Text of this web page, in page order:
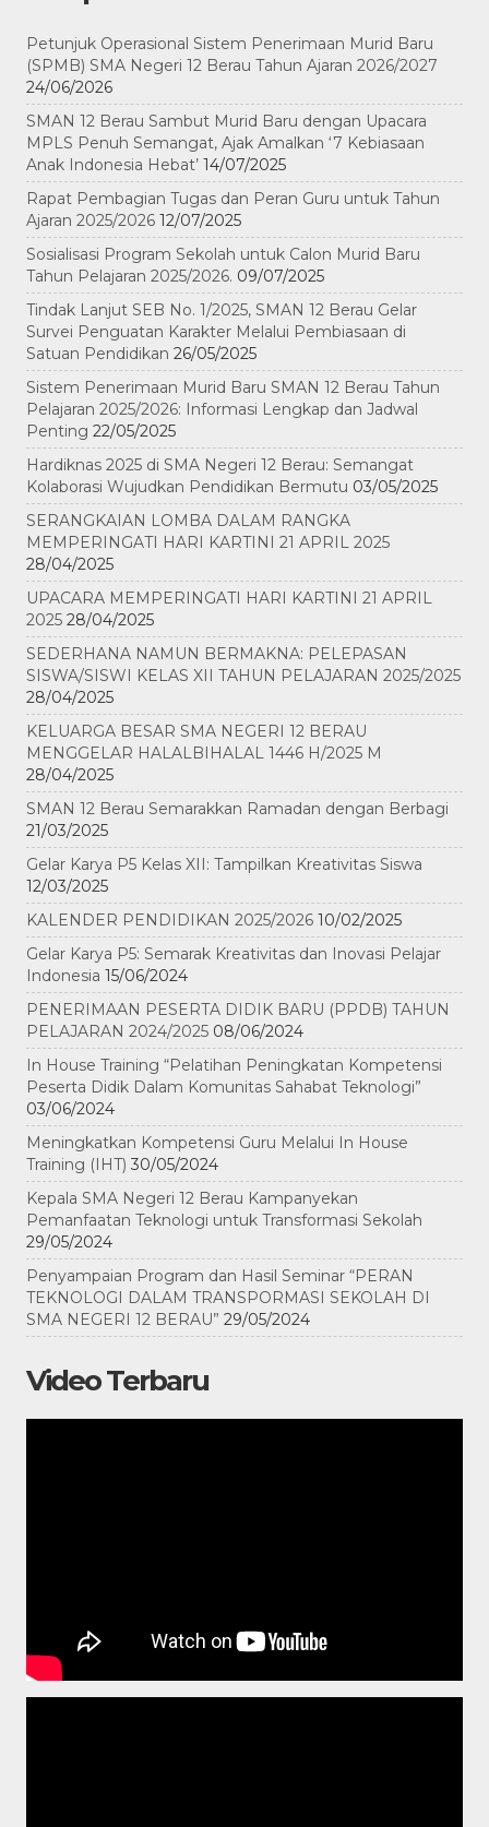
Petunjuk Operasional Sistem Penerimaan Murid Baru
(SPMB) SMA Negeri 12 Berau Tahun Ajaran 2026/2027
24/06/2026
SMAN 12 Berau Sambut Murid Baru dengan Upacara
MPLS Penuh Semangat, Ajak Amalkan ‘7 Kebiasaan
Anak Indonesia Hebat’ 14/07/2025
Rapat Pembagian Tugas dan Peran Guru untuk Tahun
Ajaran 2025/2026 12/07/2025
Sosialisasi Program Sekolah untuk Calon Murid Baru
Tahun Pelajaran 2025/2026. 09/07/2025
Tindak Lanjut SEB No. 1/2025, SMAN 12 Berau Gelar
Survei Penguatan Karakter Melalui Pembiasaan di
Satuan Pendidikan 26/05/2025
Sistem Penerimaan Murid Baru SMAN 12 Berau Tahun
Pelajaran 2025/2026: Informasi Lengkap dan Jadwal
Penting 22/05/2025
Hardiknas 2025 di SMA Negeri 12 Berau: Semangat
Kolaborasi Wujudkan Pendidikan Bermutu 03/05/2025
SERANGKAIAN LOMBA DALAM RANGKA
MEMPERINGATI HARI KARTINI 21 APRIL 2025
28/04/2025
UPACARA MEMPERINGATI HARI KARTINI 21 APRIL
2025 28/04/2025
SEDERHANA NAMUN BERMAKNA: PELEPASAN
SISWA/SISWI KELAS XII TAHUN PELAJARAN 2025/2025
28/04/2025
KELUARGA BESAR SMA NEGERI 12 BERAU
MENGGELAR HALALBIHALAL 1446 H/2025 M
28/04/2025
SMAN 12 Berau Semarakkan Ramadan dengan Berbagi
21/03/2025
Gelar Karya P5 Kelas XII: Tampilkan Kreativitas Siswa
12/03/2025
KALENDER PENDIDIKAN 2025/2026 10/02/2025
Gelar Karya P5: Semarak Kreativitas dan Inovasi Pelajar
Indonesia 15/06/2024
PENERIMAAN PESERTA DIDIK BARU (PPDB) TAHUN
PELAJARAN 2024/2025 08/06/2024
In House Training “Pelatihan Peningkatan Kompetensi
Peserta Didik Dalam Komunitas Sahabat Teknologi”
03/06/2024
Meningkatkan Kompetensi Guru Melalui In House
Training (IHT) 30/05/2024
Kepala SMA Negeri 12 Berau Kampanyekan
Pemanfaatan Teknologi untuk Transformasi Sekolah
29/05/2024
Penyampaian Program dan Hasil Seminar “PERAN
TEKNOLOGI DALAM TRANSPORMASI SEKOLAH DI
SMA NEGERI 12 BERAU” 29/05/2024
Video Terbaru